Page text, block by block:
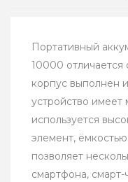
Портативный
10000
корпус выполнен
устройство имеет
используется
элемент,
позволяет
смартфона,